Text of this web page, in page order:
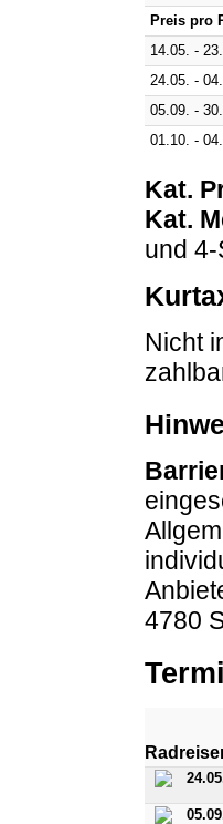
Preis pro
14.05. -
24.05. -
05.09. -
01.10. -
Kat.
Kat.
und
Nicht
4780